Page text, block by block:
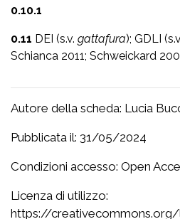
0.10.1
0.11 DEI (s.v. gattafura); GDLI
Schianca 2011; Schweickard
Autore della scheda: Lucia
Pubblicata il: 31/05/2024
Condizioni accesso: Open
Licenza di utilizzo:
https://